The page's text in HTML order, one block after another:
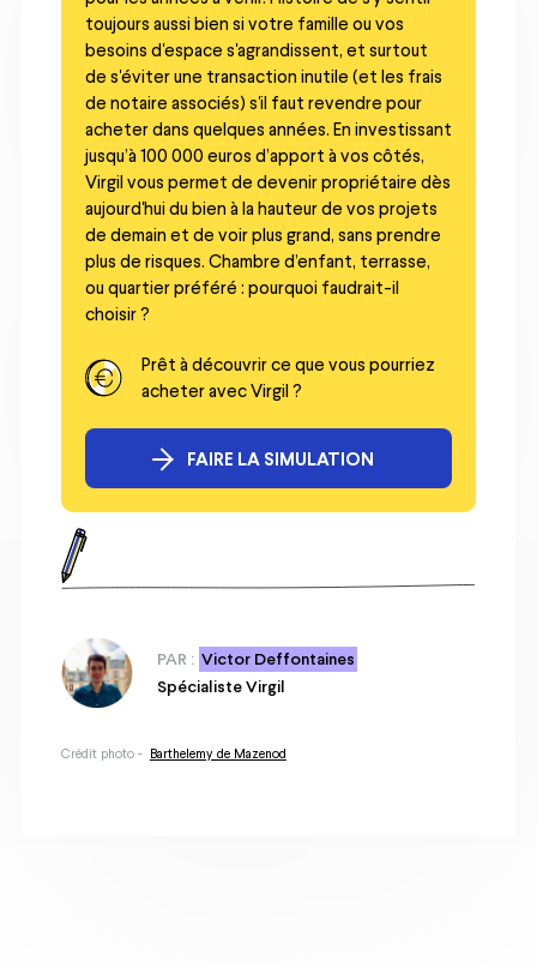
toujours aussi bien si votre famille ou vos
besoins d'espace s'agrandissent, et surtout
de s'éviter une transaction inutile (et les frais
de notaire associés) s'il faut revendre pour
acheter dans quelques années. En investissant
jusqu’à 100 000 euros d’apport à vos côtés,
Virgil vous permet de devenir propriétaire dès
aujourd'hui du bien à la hauteur de vos projets
de demain et de voir plus grand, sans prendre
plus de risques. Chambre d’enfant, terrasse,
ou quartier préféré : pourquoi faudrait-il
choisir ?
Prêt à découvrir ce que vous pourriez
acheter avec Virgil ?
FAIRE LA SIMULATION
PAR : Victor Deffontaines
Spécialiste Virgil
Crédit photo - Barthelemy de Mazenod